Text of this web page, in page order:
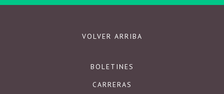
VOLVER ARRIBA
BOLETINES
CARRERAS